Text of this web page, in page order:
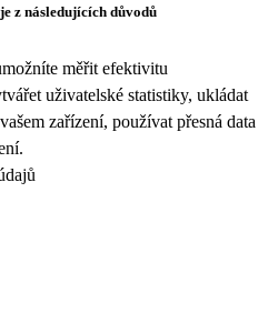
z následujících důvodů
měřit efektivitu
uživatelské statistiky, ukládat
zařízení, používat přesná data